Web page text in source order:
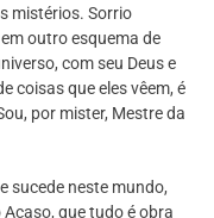
mistérios. Sorrio
outro esquema de
com seu Deus e
coisas que eles vêem, é
por mister, Mestre da
sucede neste mundo,
que tudo é obra